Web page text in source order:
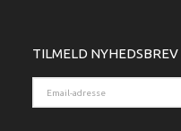
TILMELD NYHEDSBREV